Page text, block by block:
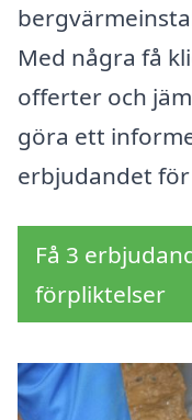
Med några få
offerter och
göra ett
erbjudandet
Få 3
förpliktelser